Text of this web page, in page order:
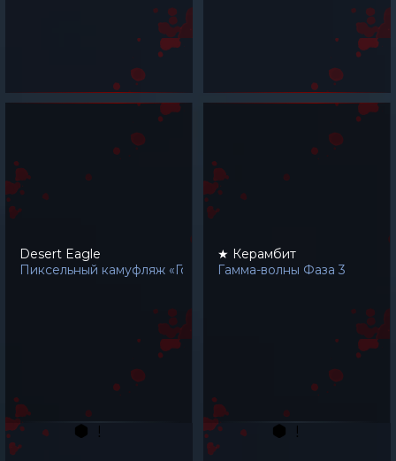
Desert Eagle
Пиксельный камуфляж «Город»
★ Керамбит
Гамма-волны Фаза 3